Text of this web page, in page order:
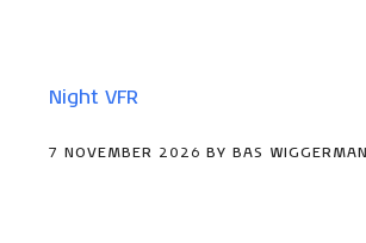
Night VFR
7 NOVEMBER 2026 BY BAS WIGGERMAN